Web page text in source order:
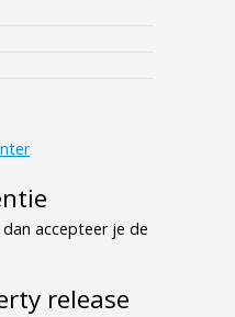
accepteer je de
release